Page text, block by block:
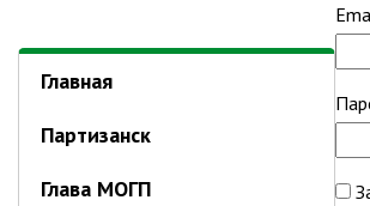
потребительского
Отдел имущественных
Об отделе
Главная
Партизанск
Глава МОГП